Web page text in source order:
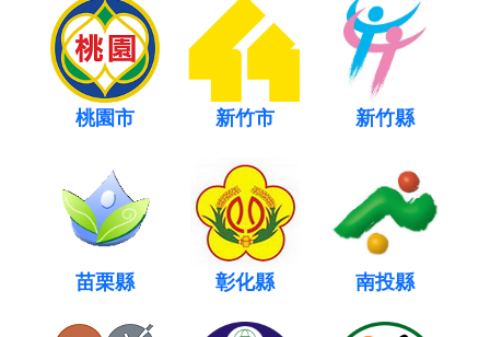
桃園市 新竹市 新竹縣
苗栗縣 彰化縣 南投縣